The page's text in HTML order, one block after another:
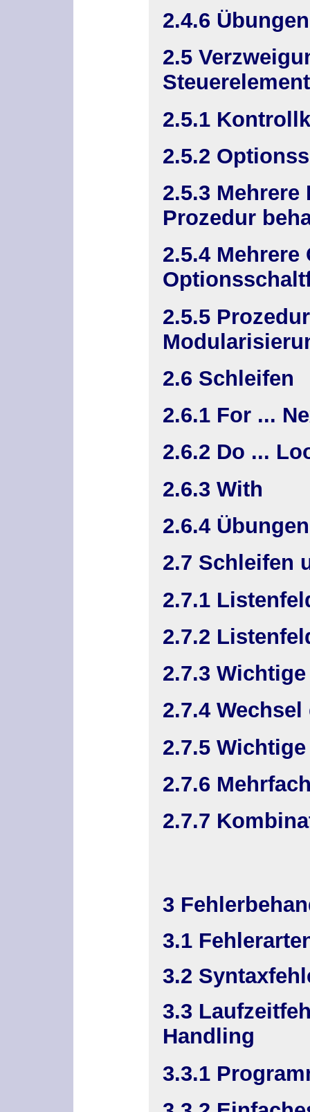
2.4.6 Übungen
2.5
2.5.1
2.5.2
2.5.3
Prozedur
2.5.4
2.5.5
2.6 Schleifen
2.6.1 For ...
2.6.2 Do ...
2.6.3 With
2.6.4 Übungen
2.7 Schleifen
2.7.1
2.7.2
2.7.3
2.7.4
2.7.5
2.7.6
2.7.7
3
3.1
3.2
3.3
Handling
3.3.1